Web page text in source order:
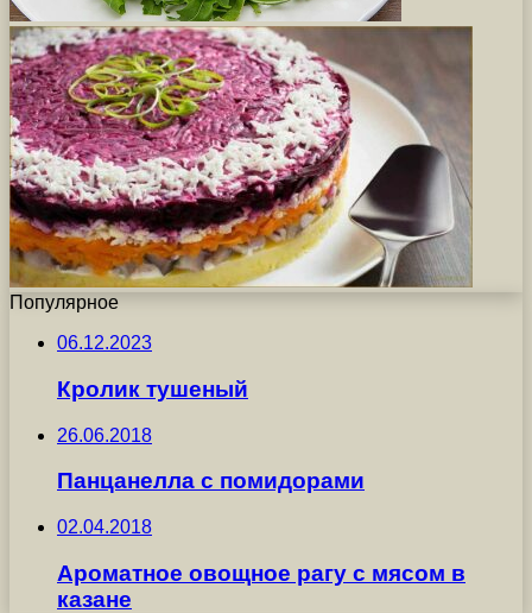
Популярное
06.12.2023
Кролик тушеный
26.06.2018
Панцанелла с помидорами
02.04.2018
Ароматное овощное рагу с мясом в
казане